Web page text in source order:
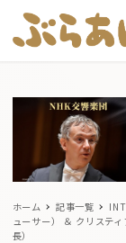
ホーム 記事一覧
ューサー） ＆ クリステ
長）